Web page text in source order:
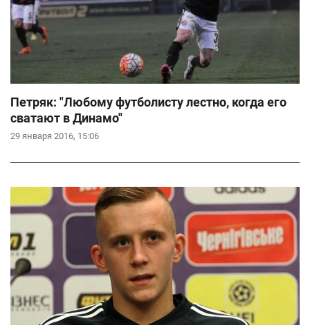
29 января 2016, 15:06
Петряк: "Любому футболисту лестно, когда его
сватают в Динамо"